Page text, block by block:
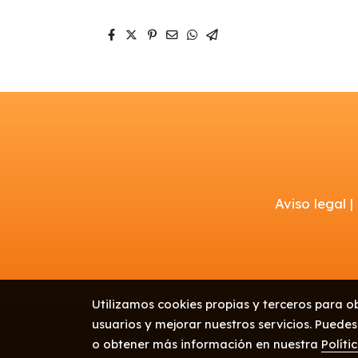
Aviso legal
Utilizamos cookies propias y terceros para
usuarios y mejorar nuestros servicios.
o obtener más información en nuestra